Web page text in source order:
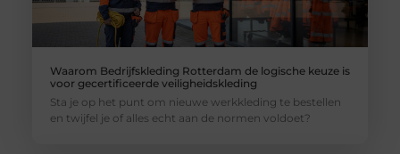
Waarom Bedrijfskleding Rotterdam de logische keuze is
voor gecertificeerde veiligheidskleding
Sta je op het punt om nieuwe werkkleding te bestellen
en twijfel je of alles echt aan de normen voldoet?